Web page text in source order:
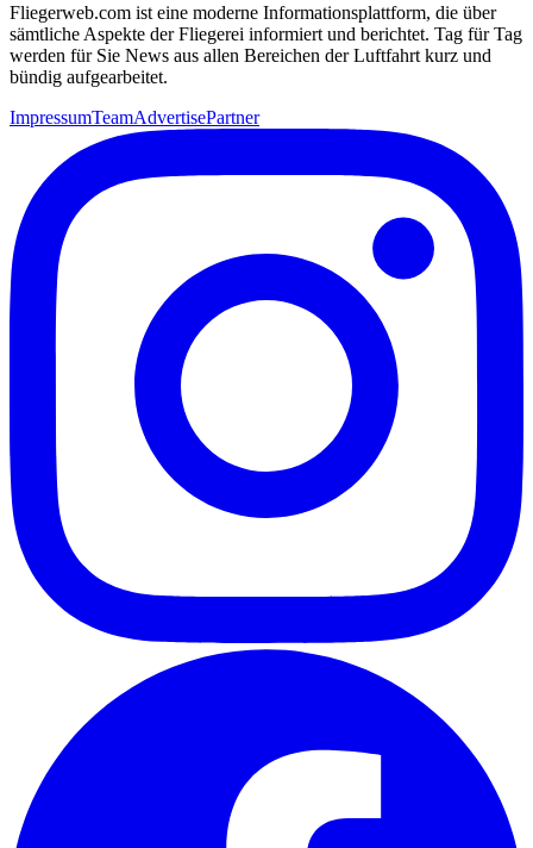
Fliegerweb.com ist eine moderne Informationsplattform, die über
sämtliche Aspekte der Fliegerei informiert und berichtet. Tag für Tag
werden für Sie News aus allen Bereichen der Luftfahrt kurz und
bündig aufgearbeitet.
ImpressumTeamAdvertisePartner